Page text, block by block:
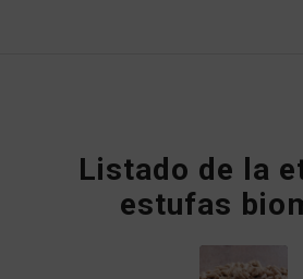
Listado de la
estufas